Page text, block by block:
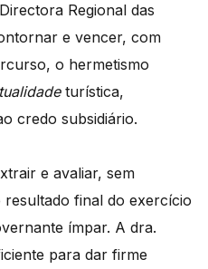
Regional das
e vencer, com
o hermetismo
turística,
credo subsidiário.
e avaliar, sem
final do exercício
ímpar. A dra.
para dar firme